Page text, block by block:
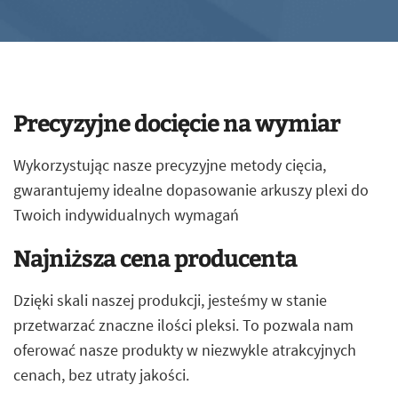
Precyzyjne docięcie na wymiar
Wykorzystując nasze precyzyjne metody cięcia,
gwarantujemy idealne dopasowanie arkuszy plexi do
Twoich indywidualnych wymagań
Najniższa cena producenta
Dzięki skali naszej produkcji, jesteśmy w stanie
przetwarzać znaczne ilości pleksi. To pozwala nam
oferować nasze produkty w niezwykle atrakcyjnych
cenach, bez utraty jakości.